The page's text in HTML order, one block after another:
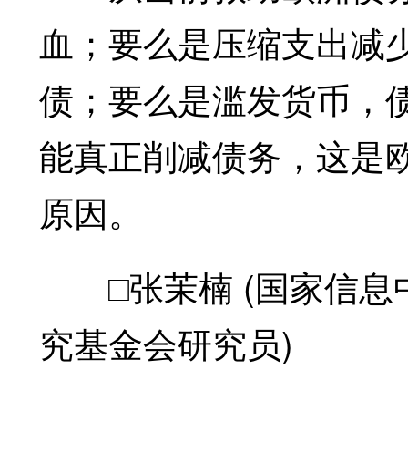
血；要么是压缩支出减
债；要么是滥发货币，
能真正削减债务，这是
原因。
□张茉楠 (国家信息
究基金会研究员)